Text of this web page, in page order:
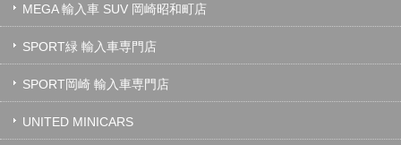
MEGA 輸入車 SUV 岡崎昭和町店
SPORT緑 輸入車専門店
SPORT岡崎 輸入車専門店
UNITED MINICARS